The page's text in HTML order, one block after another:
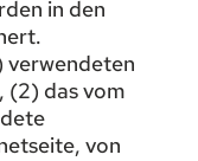
in den
verwendeten
(2) das vom
von